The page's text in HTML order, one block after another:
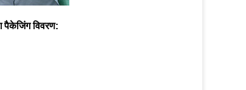
पैकेजिंग विवरण: